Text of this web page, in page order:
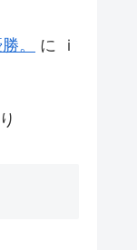
。 に
ｉ